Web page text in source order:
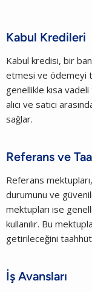
Kabul Kredileri
Kabul kredisi, bir
etmesi ve ödemeyi
genellikle kısa
alıcı ve satıcı
sağlar.
Referans ve
Referans
durumunu ve
mektupları ise
kullanılır. Bu
getirileceğini
İş Avansları